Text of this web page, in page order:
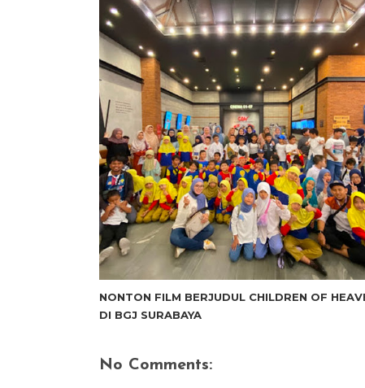
NONTON FILM BERJUDUL CHILDREN OF
DI BGJ SURABAYA
No Comments: